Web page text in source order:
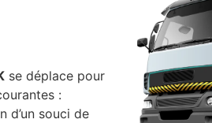
se déplace pour
:
d’un souci de